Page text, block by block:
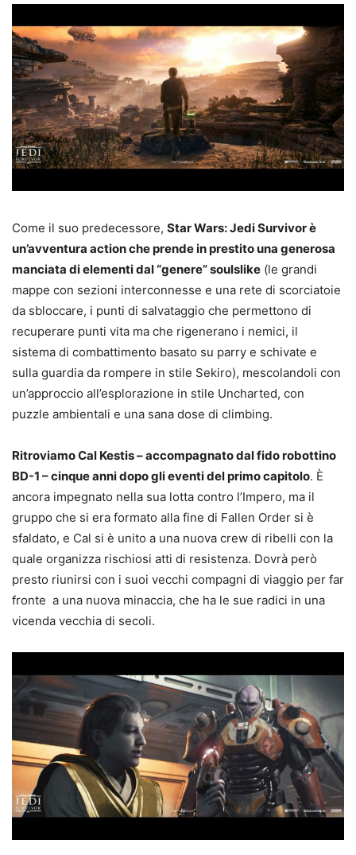
Come il suo predecessore, Star Wars: Jedi Survivor è
un’avventura action che prende in prestito una generosa
manciata di elementi dal “genere” soulslike (le grandi
mappe con sezioni interconnesse e una rete di scorciatoie
da sbloccare, i punti di salvataggio che permettono di
recuperare punti vita ma che rigenerano i nemici, il
sistema di combattimento basato su parry e schivate e
sulla guardia da rompere in stile Sekiro), mescolandoli con
un’approccio all’esplorazione in stile Uncharted, con
puzzle ambientali e una sana dose di climbing.
Ritroviamo Cal Kestis – accompagnato dal fido robottino
BD-1 – cinque anni dopo gli eventi del primo capitolo. È
ancora impegnato nella sua lotta contro l’Impero, ma il
gruppo che si era formato alla fine di Fallen Order si è
sfaldato, e Cal si è unito a una nuova crew di ribelli con la
quale organizza rischiosi atti di resistenza. Dovrà però
presto riunirsi con i suoi vecchi compagni di viaggio per far
fronte a una nuova minaccia, che ha le sue radici in una
vicenda vecchia di secoli.